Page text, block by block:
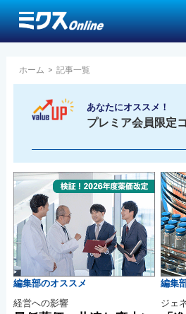
ホーム > 記事一覧
あなたにオススメ！
プレミア会員限定
編集部のオススメ
経営への影響
編集
ジェ